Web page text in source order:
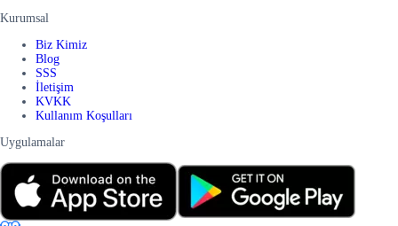
Kurumsal
Biz Kimiz
Blog
SSS
İletişim
KVKK
Kullanım Koşulları
Uygulamalar